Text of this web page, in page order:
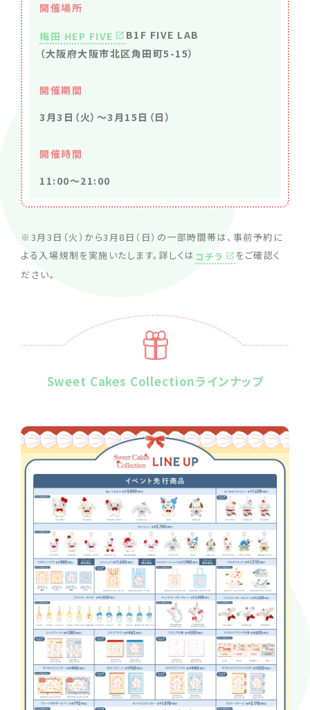
開催場所
梅田 HEP FIVE
B1F FIVE LAB
（大阪府大阪市北区角田町5-15）
開催期間
3月3日（火）～3月15日（日）
開催時間
11:00～21:00
※3月3日（火）から3月8日（日）の一部時間帯は、事前予約に
よる入場規制を実施いたします。詳しくは コチラ
をご確認く
ださい。
Sweet Cakes Collectionラインナップ